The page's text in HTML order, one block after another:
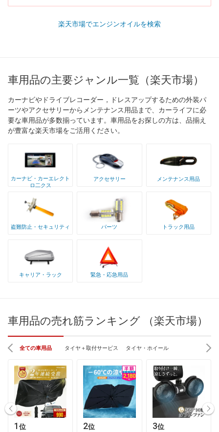
楽天市場でエンジンオイルを検索
車用品の主要ジャンル一覧（楽天市場）
カーナビやドライブレコーダー，ドレスアップするための外装パ
ーツやアクセサリーからメンテナンス用品まで、カーライフに必
要な車用品が多数揃っています。車用品をお探しの方は、品揃え
が豊富な楽天市場をご活用ください。
カーナビ・カーエレクト
ロ二クス
アクセサリー メンテナンス用品
盗難防止・セキュリティ パーツ トラック用品
キャリア・ラック 緊急・応急用品
車用品の売れ筋ランキング （楽天市場）
全ての車用品 タイヤ＋取付サービス タイヤ・ホイール
1 位 2位 3位